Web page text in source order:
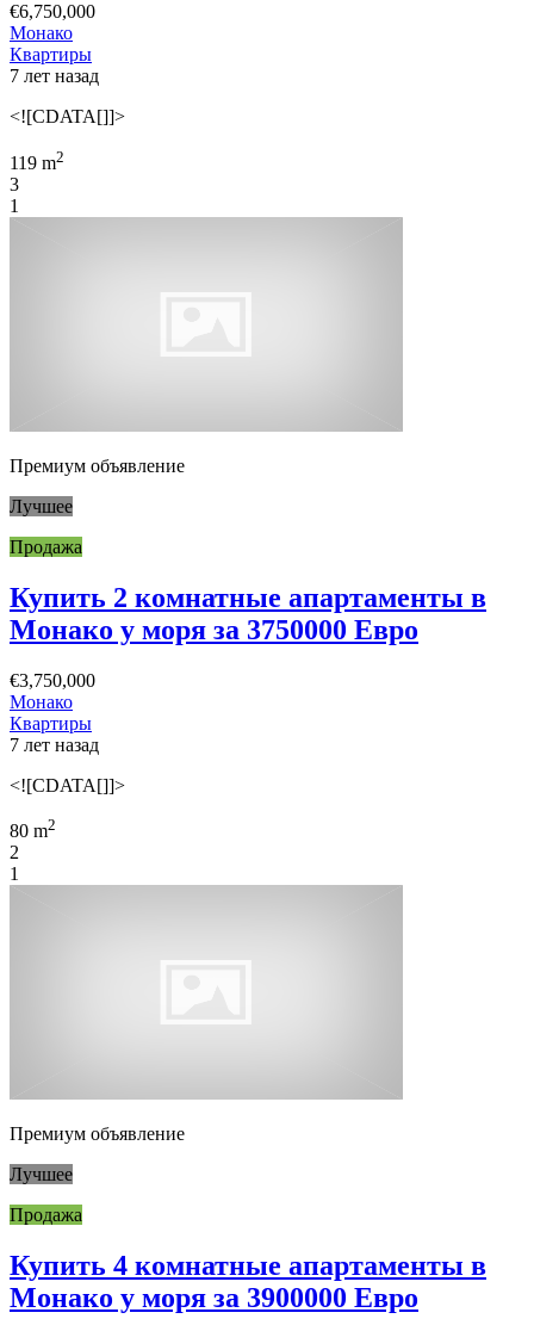
€6,750,000
Монако
Квартиры
7 лет назад
<![CDATA[]]>
119 m2
3
1
Премиум объявление
Лучшее
Продажа
Купить 2 комнатные апартаменты в
Монако у моря за 3750000 Евро
€3,750,000
Монако
Квартиры
7 лет назад
<![CDATA[]]>
80 m2
2
1
Премиум объявление
Лучшее
Продажа
Купить 4 комнатные апартаменты в
Монако у моря за 3900000 Евро